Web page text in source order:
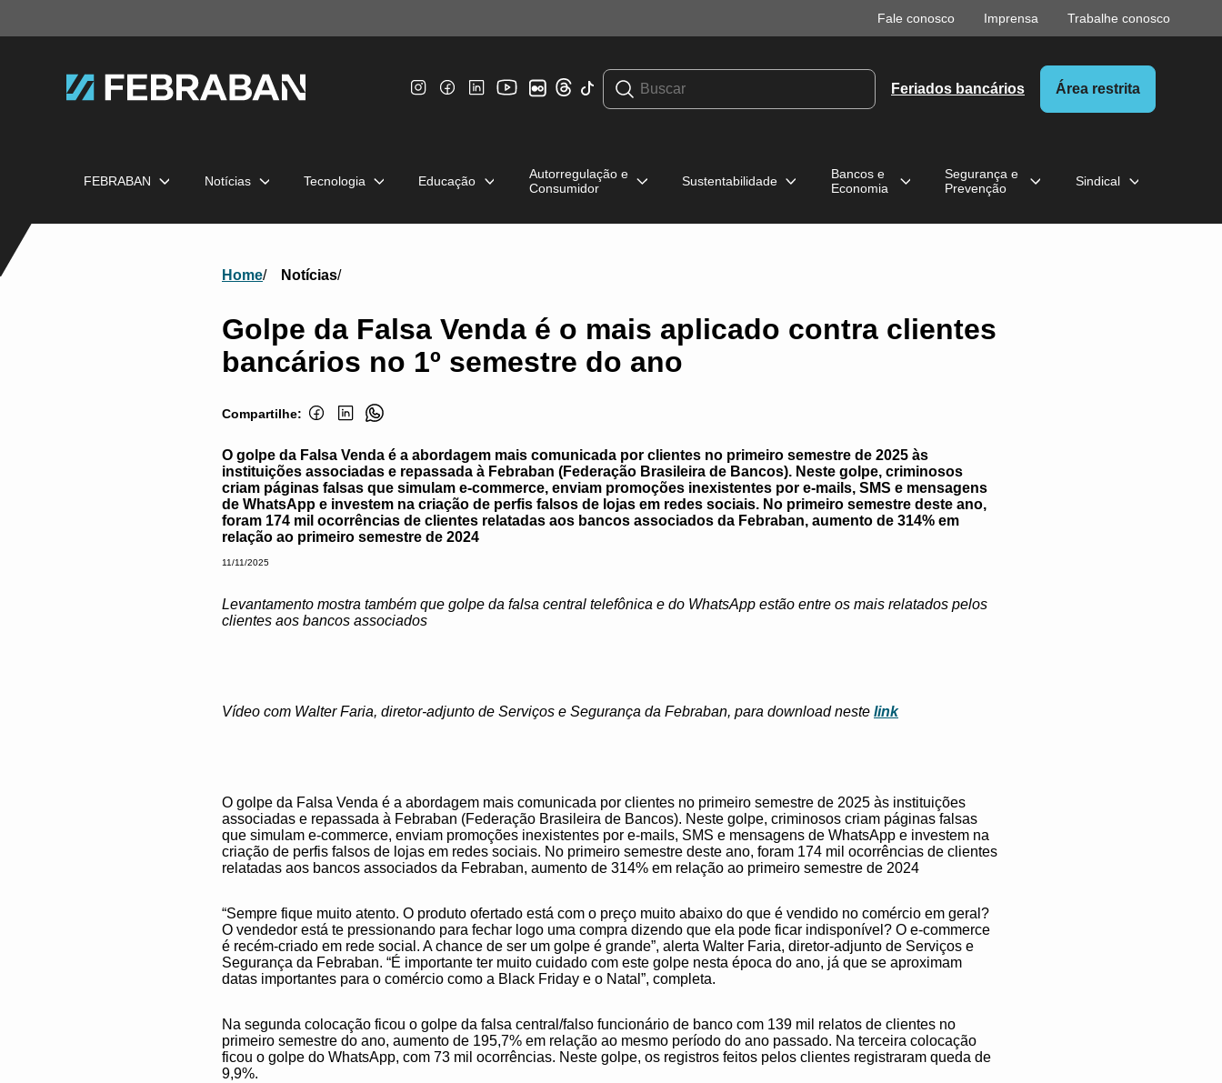
Fale conosco Imprensa Trabalhe conosco
Feriados bancários Área restrita
FEBRABAN Notícias Tecnologia Educação
Autorregulação e
Consumidor
Sustentabilidade
Bancos e
Economia
Segurança e
Prevenção
Sindical
Home Notícias
Golpe da Falsa Venda é o mais aplicado contra clientes
bancários no 1º semestre do ano
Compartilhe:
O golpe da Falsa Venda é a abordagem mais comunicada por clientes no primeiro semestre de 2025 às
instituições associadas e repassada à Febraban (Federação Brasileira de Bancos). Neste golpe, criminosos
criam páginas falsas que simulam e-commerce, enviam promoções inexistentes por e-mails, SMS e mensagens
de WhatsApp e investem na criação de perfis falsos de lojas em redes sociais. No primeiro semestre deste ano,
foram 174 mil ocorrências de clientes relatadas aos bancos associados da Febraban, aumento de 314% em
relação ao primeiro semestre de 2024
11/11/2025
Levantamento mostra também que golpe da falsa central telefônica e do WhatsApp estão entre os mais relatados pelos
clientes aos bancos associados
Vídeo com Walter Faria, diretor-adjunto de Serviços e Segurança da Febraban, para download neste link
O golpe da Falsa Venda é a abordagem mais comunicada por clientes no primeiro semestre de 2025 às instituições
associadas e repassada à Febraban (Federação Brasileira de Bancos). Neste golpe, criminosos criam páginas falsas
que simulam e-commerce, enviam promoções inexistentes por e-mails, SMS e mensagens de WhatsApp e investem na
criação de perfis falsos de lojas em redes sociais. No primeiro semestre deste ano, foram 174 mil ocorrências de clientes
relatadas aos bancos associados da Febraban, aumento de 314% em relação ao primeiro semestre de 2024
“Sempre fique muito atento. O produto ofertado está com o preço muito abaixo do que é vendido no comércio em geral?
O vendedor está te pressionando para fechar logo uma compra dizendo que ela pode ficar indisponível? O e-commerce
é recém-criado em rede social. A chance de ser um golpe é grande”, alerta Walter Faria, diretor-adjunto de Serviços e
Segurança da Febraban. “É importante ter muito cuidado com este golpe nesta época do ano, já que se aproximam
datas importantes para o comércio como a Black Friday e o Natal”, completa.
Na segunda colocação ficou o golpe da falsa central/falso funcionário de banco com 139 mil relatos de clientes no
primeiro semestre do ano, aumento de 195,7% em relação ao mesmo período do ano passado. Na terceira colocação
ficou o golpe do WhatsApp, com 73 mil ocorrências. Neste golpe, os registros feitos pelos clientes registraram queda de
9,9%.